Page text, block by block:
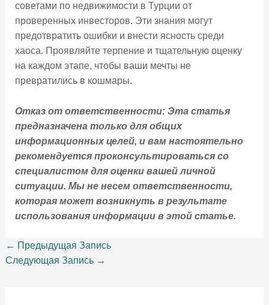
советами по недвижимости в Турции от
проверенных инвесторов. Эти знания могут
предотвратить ошибки и внести ясность среди
хаоса. Проявляйте терпение и тщательную оценку
на каждом этапе, чтобы ваши мечты не
превратились в кошмары.
Отказ от ответственности: Эта статья
предназначена только для общих
информационных целей, и вам настоятельно
рекомендуется проконсультироваться со
специалистом для оценки вашей личной
ситуации. Мы не несем ответственности,
которая может возникнуть в результате
использования информации в этой статье.
← Предыдущая Запись
Следующая Запись →